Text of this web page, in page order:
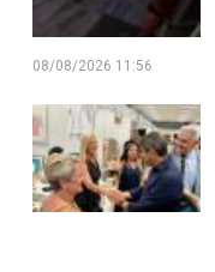
08/08/2026 11:56